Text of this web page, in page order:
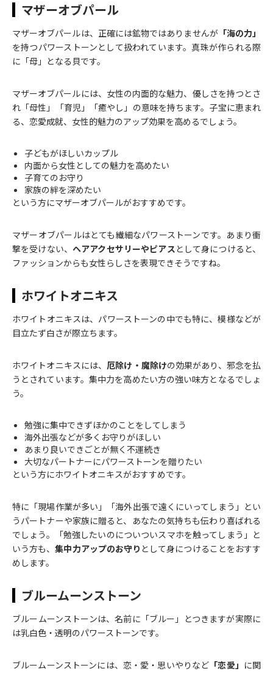
マザーオブパール
マザーオブパールは、正確には鉱物ではありませんが「海の力」
を持つパワーストーンとして扱われています。真珠が作られる際
に「母」となる貝です。
マザーオブパールには、女性の内面的な魅力、優しさを持つとさ
れ「母性」「育児」「癒やし」の意味を持ちます。子宝に恵まれ
る、恋愛成就、女性的魅力のアップ効果を高めるでしょう。
子どもがほしいカップル
内面から女性としての魅力を高めたい
子育てのお守り
家族の絆を深めたい
という方にマザーオブパールがおすすめです。
マザーオブパールはとても繊細なパワーストーンです。あまり衝
撃を受けない、 ヘアアクセサリーやピアスとして身につけると、
ファッションからも女性らしさを表現できそうですね。
ホワイトオニキス
ホワイトオニキスは、パワーストーンの中でも特に、模様などが
目立たず白さが際立ちます。
ホワイトオニキスには、 厄除け・魔除けの効果があり、邪念を払
うとされています。集中力を高めたい方の強い味方となるでしょ
う。
勉強に集中できずほかのことをしてしまう
海外出張などが多くお守りがほしい
あまり良いできごとが無く不運続き
大切なパートナーにパワーストーンを贈りたい
という方にホワイトオニキスがおすすめです。
特に「現場作業が多い」「海外出張で遠くにいってしまう」とい
うパートナーや家族に贈ると、あなたの気持ちも伝わり喜ばれる
でしょう。「勉強したいのについついスマホを触ってしまう」と
いう方も、集中力アップのお守り として身につけることをおすす
めします。
ブルームーンストーン
ブルームーンストーンは、名前に「ブルー」とつきますが実際に
は乳白色・透明のパワーストーンです。
ブルームーンストーンには、恋・愛・思いやりなど 「恋愛」 に関